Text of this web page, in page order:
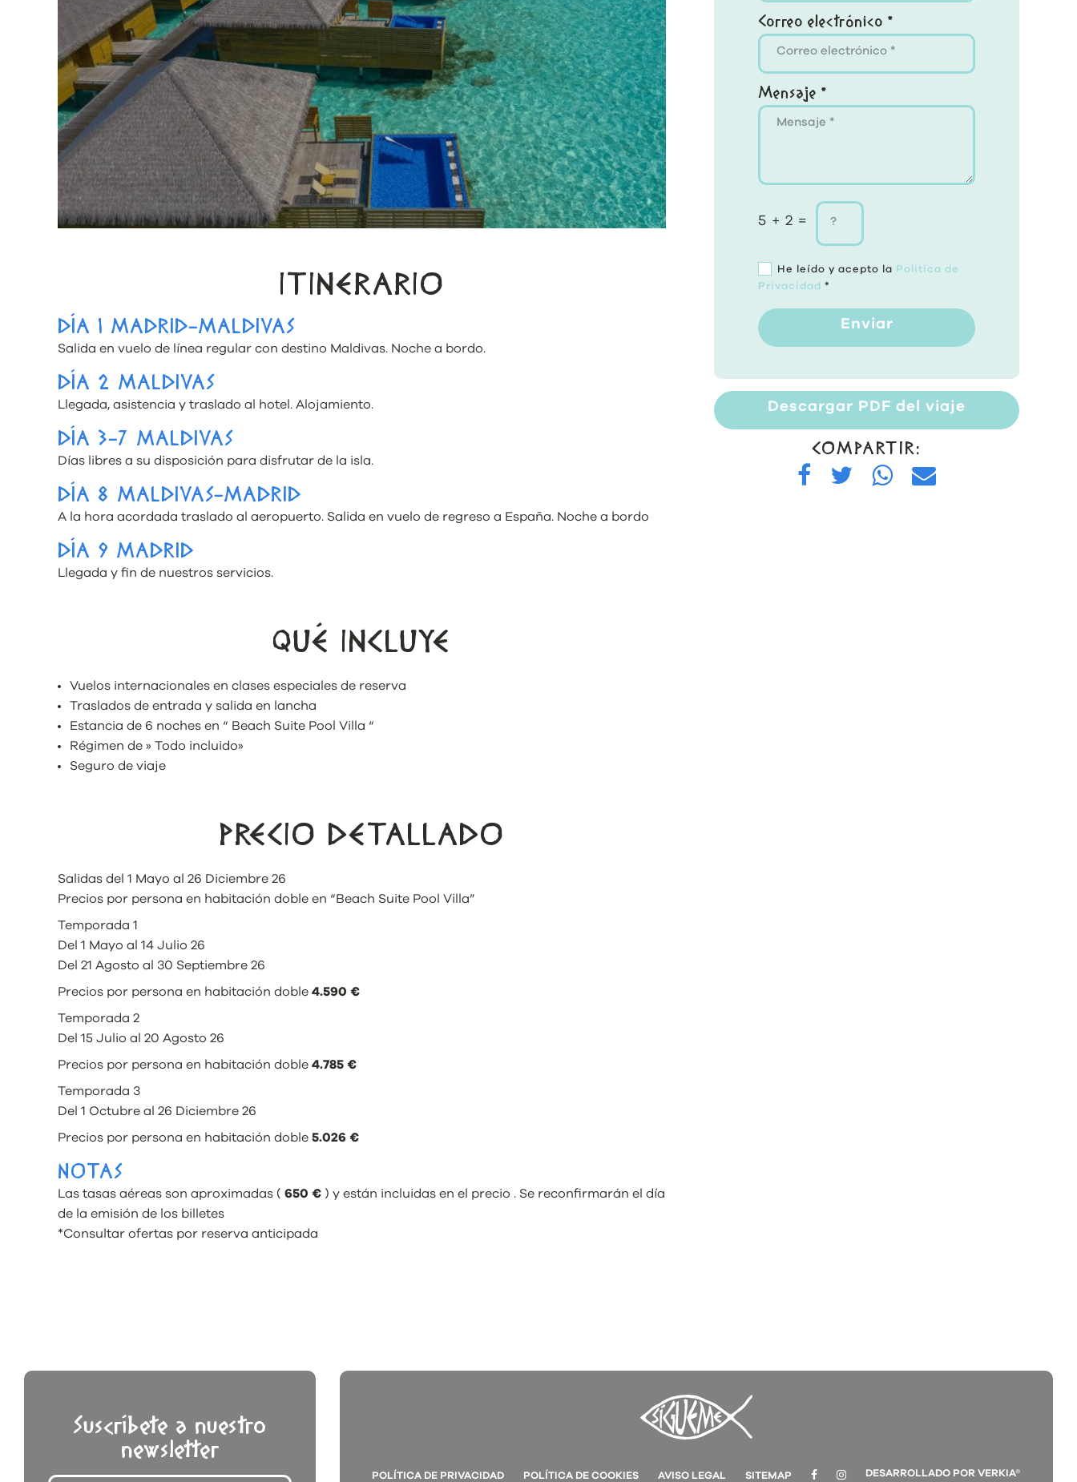
ITINERARIO
DÍA 1 MADRID-MALDIVAS
Salida en vuelo de línea regular con destino Maldivas. Noche a bordo.
DÍA 2 MALDIVAS
Llegada, asistencia y traslado al hotel. Alojamiento.
DÍA 3-7 MALDIVAS
Días libres a su disposición para disfrutar de la isla.
DÍA 8 MALDIVAS-MADRID
A la hora acordada traslado al aeropuerto. Salida en vuelo de regreso a España. Noche a bordo
DÍA 9 MADRID
Llegada y fin de nuestros servicios.
QUÉ INCLUYE
Vuelos internacionales en clases especiales de reserva
Traslados de entrada y salida en lancha
Estancia de 6 noches en “ Beach Suite Pool Villa “
Régimen de » Todo incluido»
Seguro de viaje
PRECIO DETALLADO
Salidas del 1 Mayo al 26 Diciembre 26
Precios por persona en habitación doble en “Beach Suite Pool Villa”
Temporada 1
Del 1 Mayo al 14 Julio 26
Del 21 Agosto al 30 Septiembre 26
Precios por persona en habitación doble 4.590 €
Temporada 2
Del 15 Julio al 20 Agosto 26
Precios por persona en habitación doble 4.785 €
Temporada 3
Del 1 Octubre al 26 Diciembre 26
Precios por persona en habitación doble 5.026 €
NOTAS
Las tasas aéreas son aproximadas ( 650 € ) y están incluidas en el precio . Se reconfirmarán el día
de la emisión de los billetes
*Consultar ofertas por reserva anticipada
Correo electrónico *
Mensaje *
5 + 2 =
He leído y acepto la Política de
Privacidad *
Enviar
Descargar PDF del viaje
COMPARTIR:
Suscríbete a nuestro
newsletter
POLÍTICA DE PRIVACIDAD POLÍTICA DE COOKIES AVISO LEGAL SITEMAP DESARROLLADO POR VERKIA®